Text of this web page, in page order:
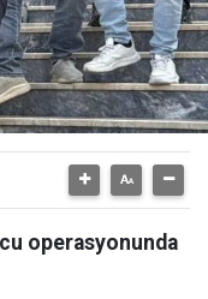
operasyonunda